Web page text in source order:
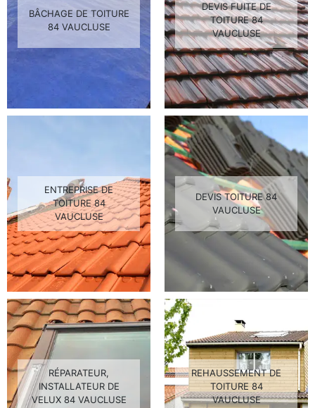
BÂCHAGE DE TOITURE
84 VAUCLUSE
DEVIS FUITE DE
TOITURE 84
VAUCLUSE
ENTREPRISE DE
TOITURE 84
VAUCLUSE
DEVIS TOITURE 84
VAUCLUSE
RÉPARATEUR,
INSTALLATEUR DE
VELUX 84 VAUCLUSE
REHAUSSEMENT DE
TOITURE 84
VAUCLUSE